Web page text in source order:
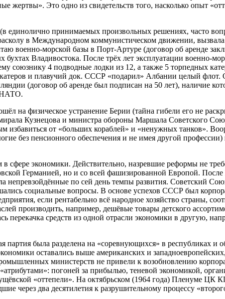
Это одно из свидетельств того, насколько опыт
единолично принимаемых произвольных решениях, часто
в Международном коммунистическом движении,
военно-морской базы в Порт-Артуре (договор об аренде
Владивостока. После трёх лет эксплуатации военно-
союзнику 4 подводные лодки из 12, а также 5 торпедных
и плавучий док. СССР «подарил» Албании целый
(договор об аренде был подписан на 50 лет), наличие
НАТО.
на физическое устранение Берии (тайна гибели его не
Кузнецова и министра обороны Маршала Советского
избавиться от «больших кораблей» и «ненужных танков».
без пенсионного обеспечения и не имея другой
экономики. Действительно, назревшие реформы не
Германией, но и со всей фашизированной Европой.
непревзойдённые по сей день темпы развития. Советский
социальные вопросы. В основе успехов СССР был
если рентабельно всё народное хозяйство страны,
производить, например, дешёвые товары детского
перекачка средств из одной отрасли экономики в другую,
была разделена на «соревнующихся» в республиках
оставались выше американских и
министерств не привели к возобновлению
погоней за прибылью, теневой экономикой,
«оттепели». На октябрьском (1964 года) Пленуме ЦК
через два десятилетия к разрушительному процессу